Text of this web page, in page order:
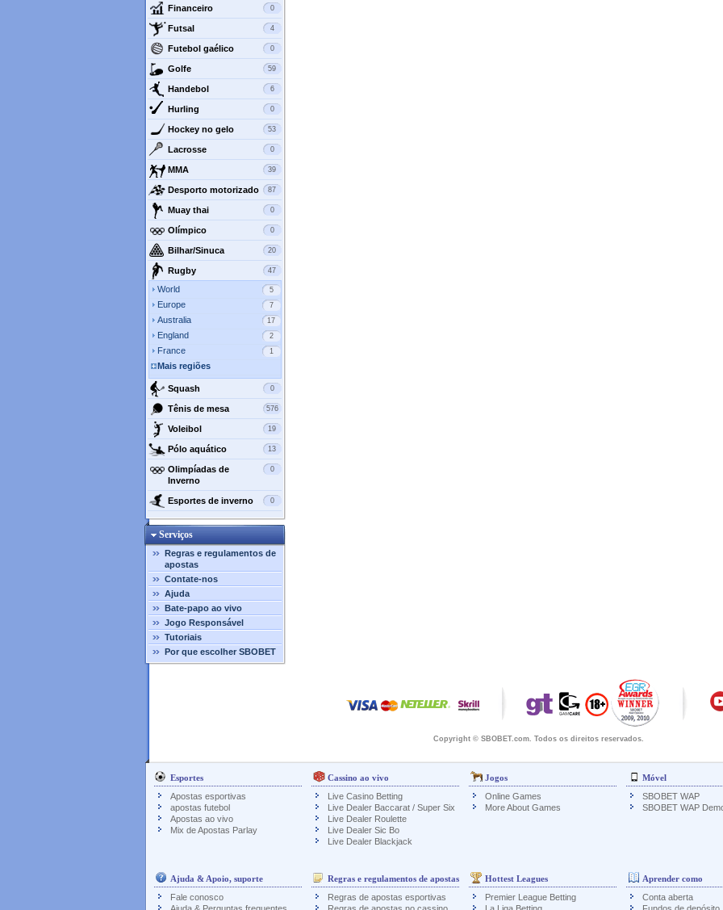
Financeiro 0
Futsal 4
Futebol gaélico 0
Golfe 59
Handebol 6
Hurling 0
Hockey no gelo 53
Lacrosse 0
MMA 39
Desporto motorizado 87
Muay thai 0
Olímpico 0
Bilhar/Sinuca 20
Rugby 47
World 5
Europe 7
Australia 17
England 2
France 1
Mais regiões
Squash 0
Tênis de mesa 576
Voleibol 19
Pólo aquático 13
Olimpíadas de
Inverno
0
Esportes de inverno 0
Serviços
Regras e regulamentos de
apostas
Contate-nos
Ajuda
Bate-papo ao vivo
Jogo Responsável
Tutoriais
Por que escolher SBOBET
Copyright © SBOBET.com. Todos os direitos reservados.
Esportes
Apostas esportivas
apostas futebol
Apostas ao vivo
Mix de Apostas Parlay
Cassino ao vivo
Live Casino Betting
Live Dealer Baccarat / Super Six
Live Dealer Roulette
Live Dealer Sic Bo
Live Dealer Blackjack
Jogos
Online Games
More About Games
Móvel
SBOBET WAP
SBOBET WAP
Ajuda & Apoio, suporte
Fale conosco
Regras e regulamentos de apostas
Regras de apostas esportivas
Hottest Leagues
Premier League Betting
Aprender como
Conta aberta